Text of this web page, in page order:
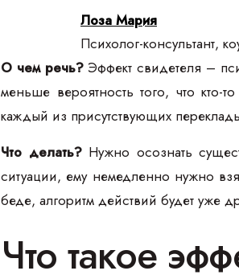
Лоза Мария
Психолог-консультант,
О чем речь? Эффект свидетеля –
меньше вероятность того, что кто-
каждый из присутствующих
Что делать?Нужно осознать
ситуации, ему немедленно нужно
беде, алгоритм действий будет уже
Что такое